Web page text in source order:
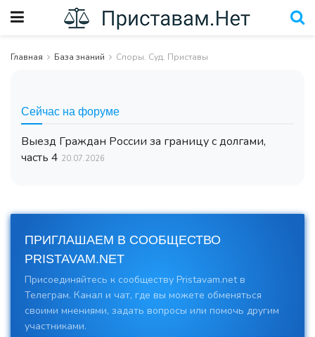
Главная База знаний Споры. Суд. Приставы
Сейчас на форуме
Выезд Граждан России за границу с долгами,
часть 4 20.07.2026
ПРИГЛАШАЕМ В СООБЩЕСТВО
PRISTAVAM.NET
Присоединяйтесь к сообществу Pristavam.net в
Телеграм. Канал и чат, где вы можете обменяться
своими мнениями, задать вопросы или помочь другим
участниками.